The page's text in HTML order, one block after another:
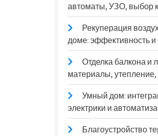
автоматы, УЗО, выбор
Рекуперация
доме: эффективность и
Отделка балкона и
материалы, утепление,
Умный дом:
электрики и
Благоустройство